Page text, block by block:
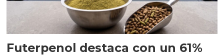
Futerpenol destaca con un 61%